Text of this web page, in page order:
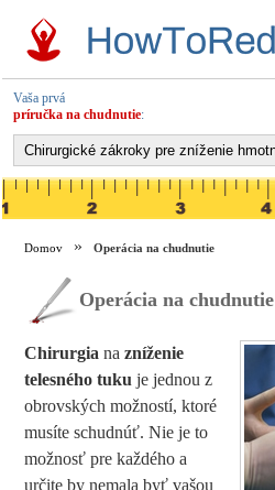
Vaša prvá
príručka na chudnutie:
Domov Operácia na chudnutie
Operácia na chudnutie
Chirurgia nazníženie
telesného tuku je jednou z
obrovských možností, ktoré
musíte schudnúť. Nie je to
možnosť pre každého a
určite by nemala byť vašou